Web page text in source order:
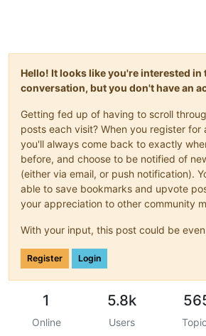
Hello! It looks like you're interested in
conversation, but you don't have an
Getting fed up of having to scroll
posts each visit? When you register for
you'll always come back to exactly
before, and choose to be notified of
(either via email, or push notification).
able to save bookmarks and upvote
your appreciation to other community
With your input, this post could be
Register Login
1
Online
5.8k
Users